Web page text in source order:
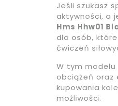
Jeśli szukasz
aktywności, a
Hms Hhw01
dla osób,
ćwiczeń
W tym modelu
obciążeń oraz
kupowania
możliwości.